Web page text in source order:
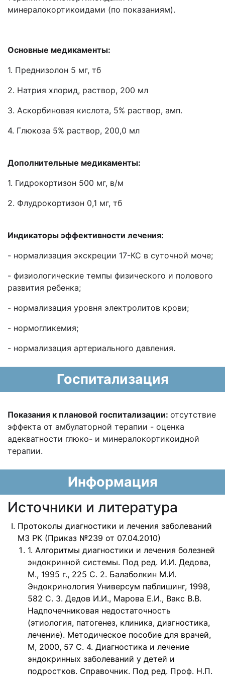
минералокортикоидами (по показаниям).
Основные медикаменты:
1. Преднизолон 5 мг, тб
2. Натрия хлорид, раствор, 200 мл
3. Аскорбиновая кислота, 5% раствор, амп.
4. Глюкоза 5% раствор, 200,0 мл
Дополнительные медикаменты:
1. Гидрокортизон 500 мг, в/м
2. Флудрокортизон 0,1 мг, тб
Индикаторы эффективности лечения:
- нормализация экскреции 17-КС в суточной моче;
- физиологические темпы физического и полового
развития ребенка;
- нормализация уровня электролитов крови;
- нормогликемия;
- нормализация артериального давления.
Госпитализация
Показания к плановой госпитализации: отсутствие
эффекта от амбулаторной терапии - оценка
адекватности глюко- и минералокортикоидной
терапии.
Информация
Источники и литература
Протоколы диагностики и лечения заболеваний
МЗ РК (Приказ №239 от 07.04.2010)
1. Алгоритмы диагностики и лечения болезней
эндокринной системы. Под ред. И.И. Дедова,
М., 1995 г., 225 С. 2. Балаболкин М.И.
Эндокринология Универсум паблишинг, 1998,
582 С. 3. Дедов И.И., Марова Е.И., Вакс В.В.
Надпочечниковая недостаточность
(этиология, патогенез, клиника, диагностика,
лечение). Методическое пособие для врачей,
М, 2000, 57 С. 4. Диагностика и лечение
эндокринных заболеваний у детей и
подростков. Справочник. Под ред. Проф. Н.П.